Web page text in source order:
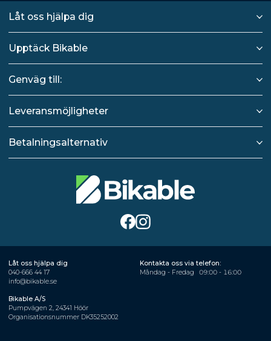
Låt oss hjälpa dig
Upptäck Bikable
Genväg till:
Leveransmöjligheter
Betalningsalternativ
Låt oss hjälpa dig
040-666 44 17
info@bikable.se
Kontakta oss via telefon:
Måndag - Fredag
09:00 - 16:00
Bikable A/S
Pumpvägen 2, 24341 Höör
Organisationsnummer DK35252002